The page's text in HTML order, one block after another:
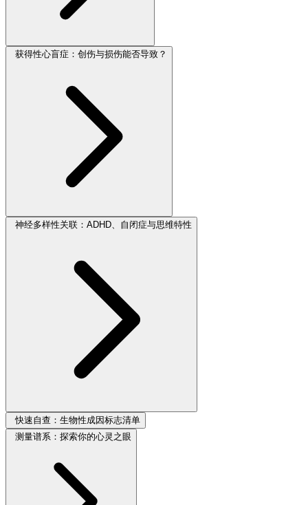
获得性心盲症：创伤与损伤能否导致？
神经多样性关联：ADHD、自闭症与思维特性
快速自查：生物性成因标志清单
测量谱系：探索你的心灵之眼